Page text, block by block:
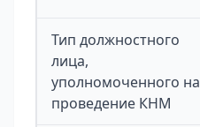
Тип должностного
лица,
уполномоченного на
проведение КНМ